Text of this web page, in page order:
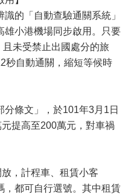
的「自動查驗通關系統」
雄小港機場同步啟用。只要
未受禁止出國處分的旅
秒自動通關，縮短等候時
分條文」，於101年3月1日
提高至200萬元，對車禍
，計程車、租賃小客
，都可自行選號。其中租賃